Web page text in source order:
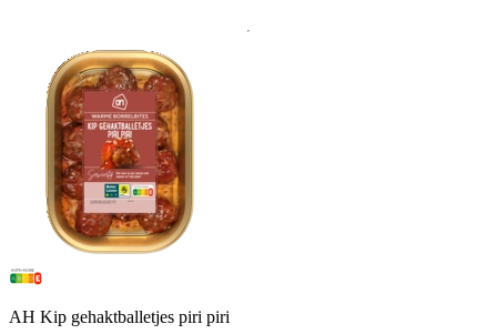
AH Kip gehaktballetjes piri piri